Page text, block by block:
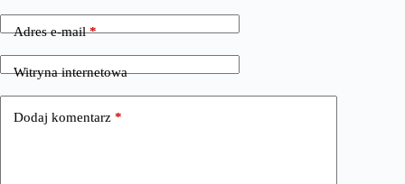
Adres e-mail*
Witryna internetowa
Dodaj komentarz *